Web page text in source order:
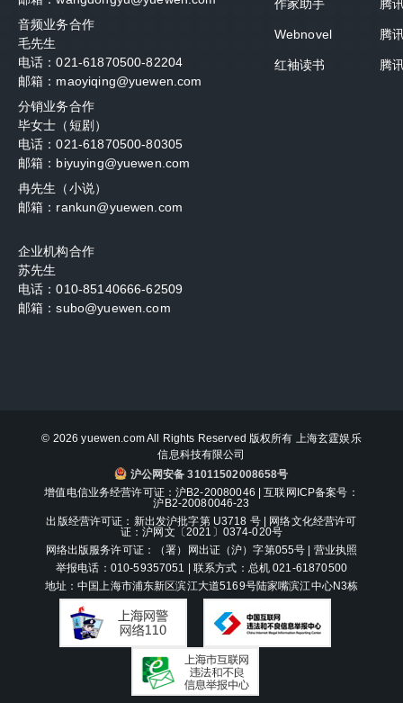
音频业务合作
毛先生
电话：021-61870500-82204
邮箱：maoyiqing@yuewen.com
分销业务合作
毕女士（短剧）
电话：021-61870500-80305
邮箱：biyuying@yuewen.com
冉先生（小说）
邮箱：rankun@yuewen.com
企业机构合作
苏先生
电话：010-85140666-62509
邮箱：subo@yuewen.com
作家助手
Webnovel
红袖读书
腾
腾
腾
© 2026 yuewen.com All Rights Reserved 版权所有 上海玄霆娱乐
信息科技有限公司
沪公网安备 31011502008658号
增值电信业务经营许可证：沪B2-20080046 |互联网ICP备案号：
沪B2-20080046-23
出版经营许可证：新出发沪批字第 U3718 号 | 网络文化经营许可
证：沪网文〔2021〕0374-020号
网络出版服务许可证：（署）网出证（沪）字第055号 | 营业执照
举报电话：010-59357051 | 联系方式：总机 021-61870500
地址：中国上海市浦东新区滨江大道5169号陆家嘴滨江中心N3栋